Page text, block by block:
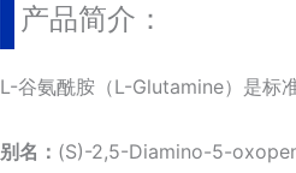
产品简介：
L-谷氨酰胺（L-Glutamine）是标
别名： (S)-2,5-Diamino-5-